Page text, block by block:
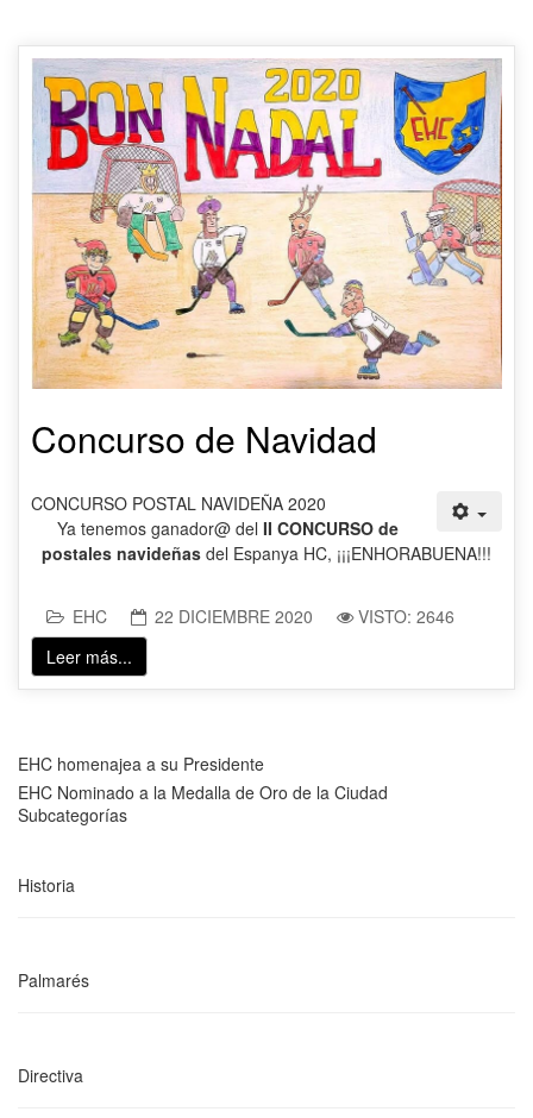
Concurso de Navidad
CONCURSO POSTAL NAVIDEÑA 2020
Ya tenemos ganador@ del II CONCURSO de
postales navideñas del Espanya HC, ¡¡¡ENHORABUENA!!!
EHC 22 DICIEMBRE 2020
VISTO: 2646
Leer más...
EHC homenajea a su Presidente
EHC Nominado a la Medalla de Oro de la Ciudad
Subcategorías
Historia
Palmarés
Directiva